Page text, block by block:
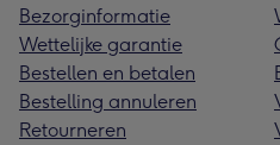
Bezorginformatie
Wettelijke garantie
Bestellen en betalen
Bestelling annuleren
Retourneren